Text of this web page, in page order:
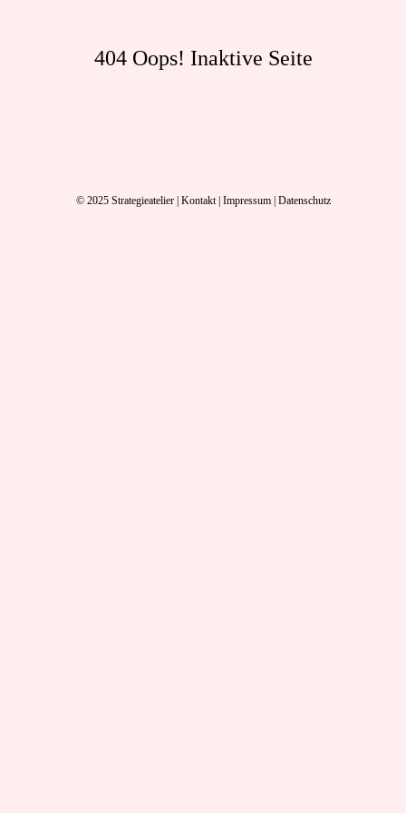
404 Oops! Inaktive Seite
© 2025 Strategieatelier| Kontakt| Impressum| Datenschutz